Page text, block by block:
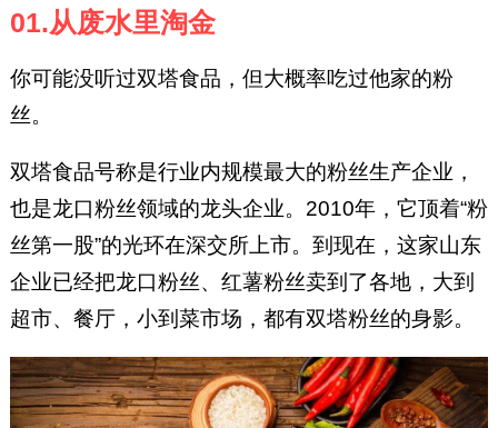
01.从废水里淘金
你可能没听过双塔食品，但大概率吃过他家的粉
丝。
双塔食品号称是行业内规模最大的粉丝生产企业，
也是龙口粉丝领域的龙头企业。2010年，它顶着“粉
丝第一股”的光环在深交所上市。到现在，这家山东
企业已经把龙口粉丝、红薯粉丝卖到了各地，大到
超市、餐厅，小到菜市场，都有双塔粉丝的身影。